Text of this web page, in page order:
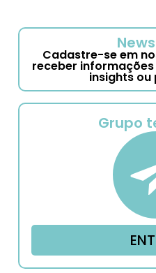
Cadastre-se em
receber
insights ou
Grupo